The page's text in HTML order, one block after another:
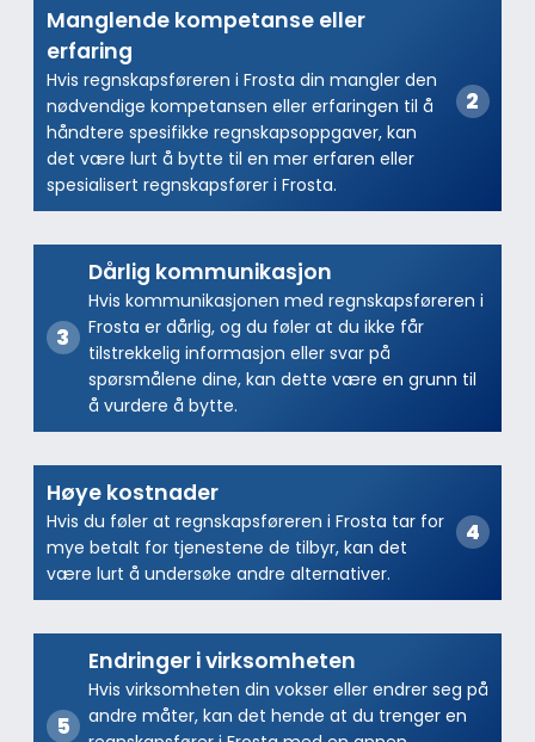
Manglende kompetanse eller
erfaring
Hvis regnskapsføreren i Frosta din mangler den
nødvendige kompetansen eller erfaringen til å
håndtere spesifikke regnskapsoppgaver, kan
det være lurt å bytte til en mer erfaren eller
spesialisert regnskapsfører i Frosta.
Dårlig kommunikasjon
Hvis kommunikasjonen med regnskapsføreren i
Frosta er dårlig, og du føler at du ikke får
tilstrekkelig informasjon eller svar på
spørsmålene dine, kan dette være en grunn til
å vurdere å bytte.
Høye kostnader
Hvis du føler at regnskapsføreren i Frosta tar for
mye betalt for tjenestene de tilbyr, kan det
være lurt å undersøke andre alternativer.
Endringer i virksomheten
Hvis virksomheten din vokser eller endrer seg på
andre måter, kan det hende at du trenger en